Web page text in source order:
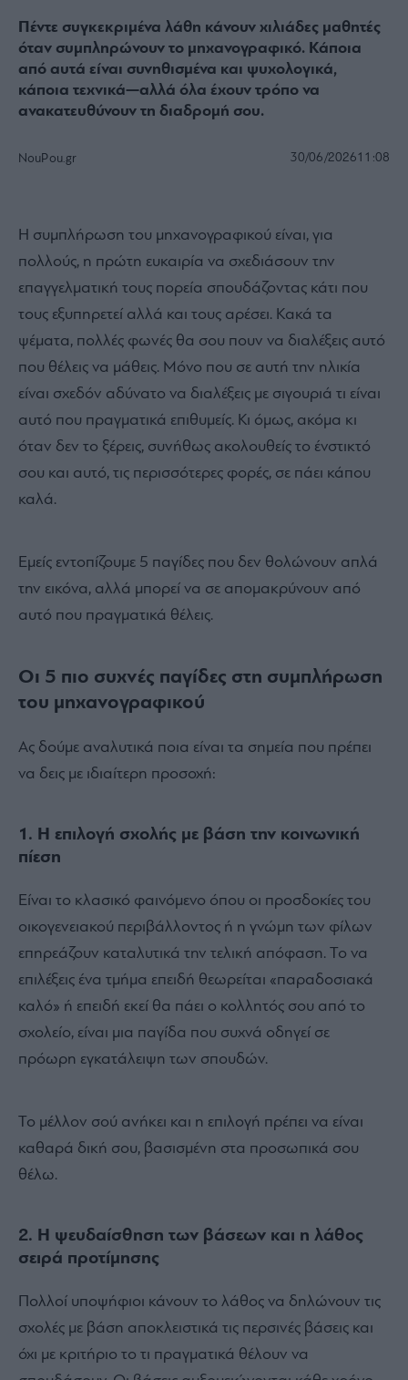
Πέντε συγκεκριμένα λάθη κάνουν χιλιάδες μαθητές
όταν συμπληρώνουν το μηχανογραφικό. Κάποια
από αυτά είναι συνηθισμένα και ψυχολογικά,
κάποια τεχνικά—αλλά όλα έχουν τρόπο να
ανακατευθύνουν τη διαδρομή σου.
NouPou.gr 30/06/202611:08
Η συμπλήρωση του μηχανογραφικού είναι, για
πολλούς, η πρώτη ευκαιρία να σχεδιάσουν την
επαγγελματική τους πορεία σπουδάζοντας κάτι που
τους εξυπηρετεί αλλά και τους αρέσει. Κακά τα
ψέματα, πολλές φωνές θα σου πουν να διαλέξεις αυτό
που θέλεις να μάθεις. Μόνο που σε αυτή την ηλικία
είναι σχεδόν αδύνατο να διαλέξεις με σιγουριά τι είναι
αυτό που πραγματικά επιθυμείς. Κι όμως, ακόμα κι
όταν δεν το ξέρεις, συνήθως ακολουθείς το ένστικτό
σου και αυτό, τις περισσότερες φορές, σε πάει κάπου
καλά.
Εμείς εντοπίζουμε 5 παγίδες που δεν θολώνουν απλά
την εικόνα, αλλά μπορεί να σε απομακρύνουν από
αυτό που πραγματικά θέλεις.
Οι 5 πιο συχνές παγίδες στη συμπλήρωση
του μηχανογραφικού
Ας δούμε αναλυτικά ποια είναι τα σημεία που πρέπει
να δεις με ιδιαίτερη προσοχή:
1. Η επιλογή σχολής με βάση την κοινωνική
πίεση
Είναι το κλασικό φαινόμενο όπου οι προσδοκίες του
οικογενειακού περιβάλλοντος ή η γνώμη των φίλων
επηρεάζουν καταλυτικά την τελική απόφαση. Το να
επιλέξεις ένα τμήμα επειδή θεωρείται «παραδοσιακά
καλό» ή επειδή εκεί θα πάει ο κολλητός σου από το
σχολείο, είναι μια παγίδα που συχνά οδηγεί σε
πρόωρη εγκατάλειψη των σπουδών.
Το μέλλον σού ανήκει και η επιλογή πρέπει να είναι
καθαρά δική σου, βασισμένη στα προσωπικά σου
θέλω.
2. Η ψευδαίσθηση των βάσεων και η λάθος
σειρά προτίμησης
Πολλοί υποψήφιοι κάνουν το λάθος να δηλώνουν τις
σχολές με βάση αποκλειστικά τις περσινές βάσεις και
όχι με κριτήριο το τι πραγματικά θέλουν να